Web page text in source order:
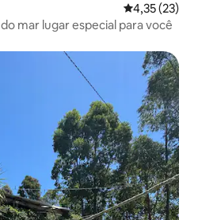
4,35 de uma
4,35 (23)
mar lugar especial para você